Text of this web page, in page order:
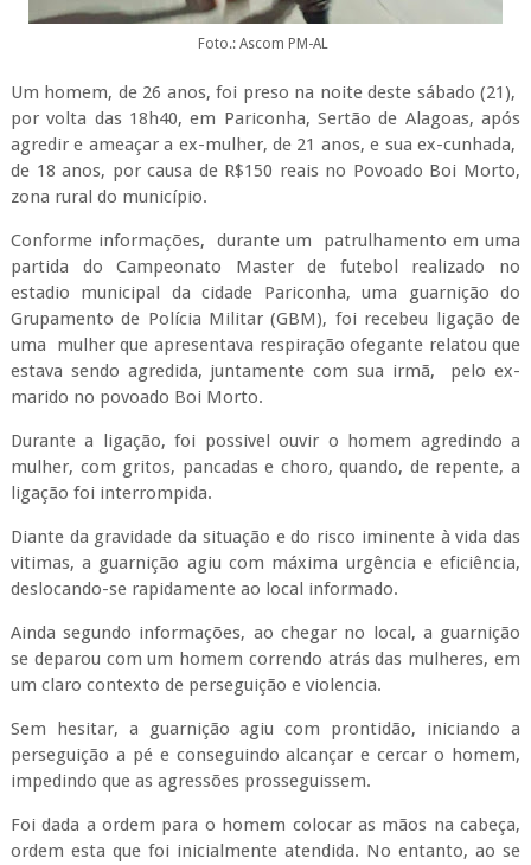
Foto.: Ascom PM-AL
Um homem, de 26 anos, foi preso na noite deste sábado (21),
por volta das 18h40, em Pariconha, Sertão de Alagoas, após
agredir e ameaçar a ex-mulher, de 21 anos, e sua ex-cunhada,
de 18 anos, por causa de R$150 reais no Povoado Boi Morto,
zona rural do município.
Conforme informações, durante um patrulhamento em uma
partida do Campeonato Master de futebol realizado no
estadio municipal da cidade Pariconha, uma guarnição do
Grupamento de Polícia Militar (GBM), foi recebeu ligação de
uma mulher que apresentava respiração ofegante relatou que
estava sendo agredida, juntamente com sua irmã, pelo ex-
marido no povoado Boi Morto.
Durante a ligação, foi possivel ouvir o homem agredindo a
mulher, com gritos, pancadas e choro, quando, de repente, a
ligação foi interrompida.
Diante da gravidade da situação e do risco iminente à vida das
vitimas, a guarnição agiu com máxima urgência e eficiência,
deslocando-se rapidamente ao local informado.
Ainda segundo informações, ao chegar no local, a guarnição
se deparou com um homem correndo atrás das mulheres, em
um claro contexto de perseguição e violencia.
Sem hesitar, a guarnição agiu com prontidão, iniciando a
perseguição a pé e conseguindo alcançar e cercar o homem,
impedindo que as agressões prosseguissem.
Foi dada a ordem para o homem colocar as mãos na cabeça,
ordem esta que foi inicialmente atendida. No entanto, ao se